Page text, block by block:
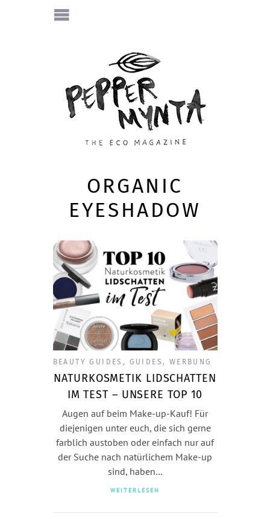
ORGANIC
EYESHADOW
BEAUTY GUIDES , GUIDES , WERBUNG
NATURKOSMETIK LIDSCHATTEN
IM TEST – UNSERE TOP 10
Augen auf beim Make-up-Kauf! Für
diejenigen unter euch, die sich gerne
farblich austoben oder einfach nur auf
der Suche nach natürlichem Make-up
sind, haben…
WEITERLESEN